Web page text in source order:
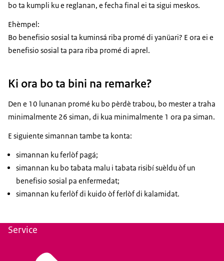
bo ta kumpli ku e reglanan, e fecha final ei ta sigui meskos.
Ehèmpel:
Bo benefisio sosial ta kuminsá riba promé di yanüari? E ora ei e
benefisio sosial ta para riba promé di aprel.
Ki ora bo ta bini na remarke?
Den e 10 lunanan promé ku bo pèrdè trabou, bo mester a traha
minimalmente 26 siman, di kua minimalmente 1 ora pa siman.
E siguiente simannan tambe ta konta:
simannan ku ferlòf pagá;
simannan ku bo tabata malu i tabata risibí suèldu òf un
benefisio sosial pa enfermedat;
simannan ku ferlòf di kuido òf ferlòf di kalamidat.
Service